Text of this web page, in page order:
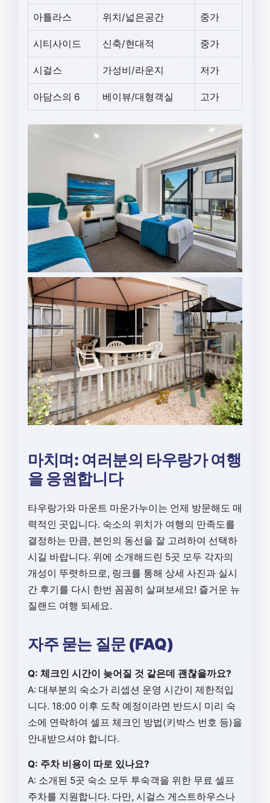
아틀라스 위치/넓은공간 중가
시티사이드 신축/현대적 중가
시걸스 가성비/라운지 저가
아담스의 6 베이뷰/대형객실 고가
마치며: 여러분의 타우랑가 여행
을 응원합니다
타우랑가와 마운트 마운가누이는 언제 방문해도 매
력적인 곳입니다. 숙소의 위치가 여행의 만족도를
결정하는 만큼, 본인의 동선을 잘 고려하여 선택하
시길 바랍니다. 위에 소개해드린 5곳 모두 각자의
개성이 뚜렷하므로, 링크를 통해 상세 사진과 실시
간 후기를 다시 한번 꼼꼼히 살펴보세요! 즐거운 뉴
질랜드 여행 되세요.
자주 묻는 질문 (FAQ)
Q: 체크인 시간이 늦어질 것 같은데 괜찮을까요?
A: 대부분의 숙소가 리셉션 운영 시간이 제한적입
니다. 18:00 이후 도착 예정이라면 반드시 미리 숙
소에 연락하여 셀프 체크인 방법(키박스 번호 등)을
안내받으셔야 합니다.
Q: 주차 비용이 따로 있나요?
A: 소개된 5곳 숙소 모두 투숙객을 위한 무료 셀프
주차를 지원합니다. 다만, 시걸스 게스트하우스나